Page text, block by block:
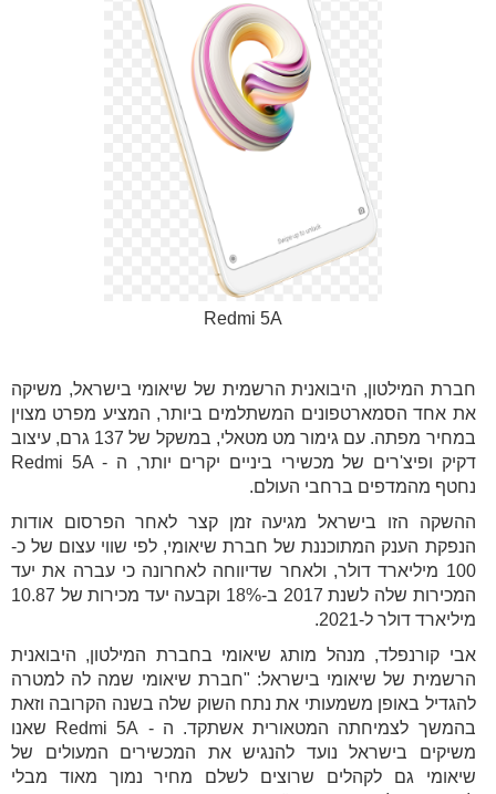
‍Redmi 5A
חברת המילטון, היבואנית הרשמית של שיאומי בישראל, משיקה
את אחד הסמארטפונים המשתלמים ביותר, המציע מפרט מצוין
במחיר מפתה. עם גימור מט מטאלי, במשקל של 137 גרם, עיצוב
דקיק ופיצ'רים של מכשירי ביניים יקרים יותר, ה - Redmi 5A
נחטף מהמדפים ברחבי העולם.
ההשקה הזו בישראל מגיעה זמן קצר לאחר הפרסום אודות
הנפקת הענק המתוכננת של חברת שיאומי, לפי שווי עצום של כ-
100 מיליארד דולר, ולאחר שדיווחה לאחרונה כי עברה את יעד
המכירות שלה לשנת 2017 ב-18% וקבעה יעד מכירות של 10.87
מיליארד דולר ל-2021.
אבי קורנפלד, מנהל מותג שיאומי בחברת המילטון, היבואנית
הרשמית של שיאומי בישראל: "חברת שיאומי שמה לה למטרה
להגדיל באופן משמעותי את נתח השוק שלה בשנה הקרובה וזאת
בהמשך לצמיחתה המטאורית אשתקד. ה - Redmi 5A שאנו
משיקים בישראל נועד להנגיש את המכשירים המעולים של
שיאומי גם לקהלים שרוצים לשלם מחיר נמוך מאוד מבלי